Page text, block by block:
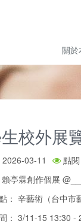
關於
校外展
03-11 點閱
亭霖創作個展
： 辛藝術（台中市
： 3/11-15 13:30 -